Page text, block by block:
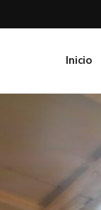
Inicio